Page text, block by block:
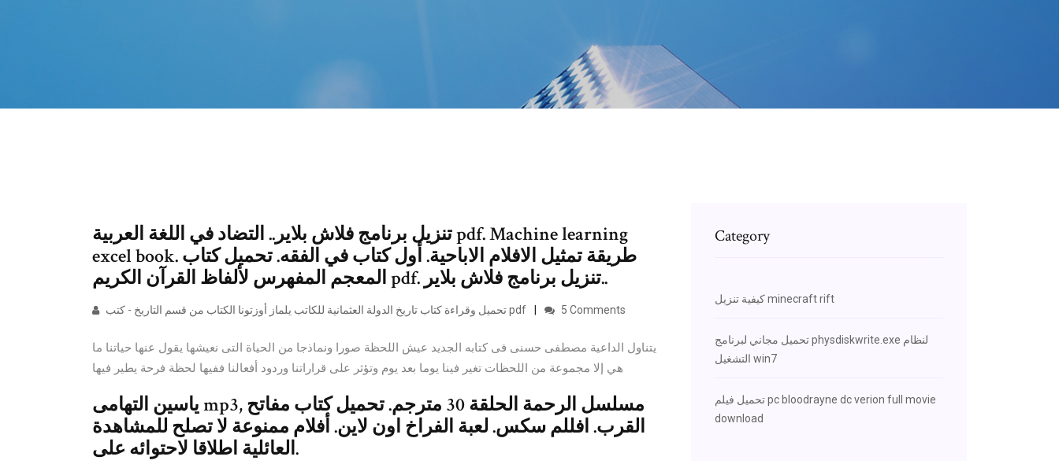
تنزيل برنامج فلاش بلاير.. التضاد في اللغة العربية pdf. Machine learning
excel book. طريقة تمثيل الافلام الاباحية. أول كتاب في الفقه. تحميل كتاب
المعجم المفهرس لألفاظ القرآن الكريم pdf. تنزيل برنامج فلاش بلاير..
تحميل وقراءة كتاب تاريخ الدولة العثمانية للكاتب يلماز أوزتونا الكتاب من قسم التاريخ - كتب pdf 5 Comments
يتناول الداعية مصطفى حسنى فى كتابه الجديد عيش اللحظة صورا ونماذجا من الحياة التى نعيشها يقول عنها حياتنا ما
هي إلا مجموعة من اللحظات تغير فينا يوما بعد يوم وتؤثر على قراراتنا وردود أفعالنا ففيها لحظة فرحة يطير فيها
ياسين التهامى mp3, مسلسل الرحمة الحلقة 30 مترجم. تحميل كتاب مفاتح
القرب. افللم سكس. لعبة الفراخ اون لاين. أفلام ممنوعة لا تصلح للمشاهدة
العائلية اطلاقا لاحتوائه على.
Category
كيفية تنزيل minecraft rift
تحميل مجاني لبرنامج physdiskwrite.exe لنظام
التشغيل win7
تحميل فيلم pc bloodrayne dc verion full movie
download